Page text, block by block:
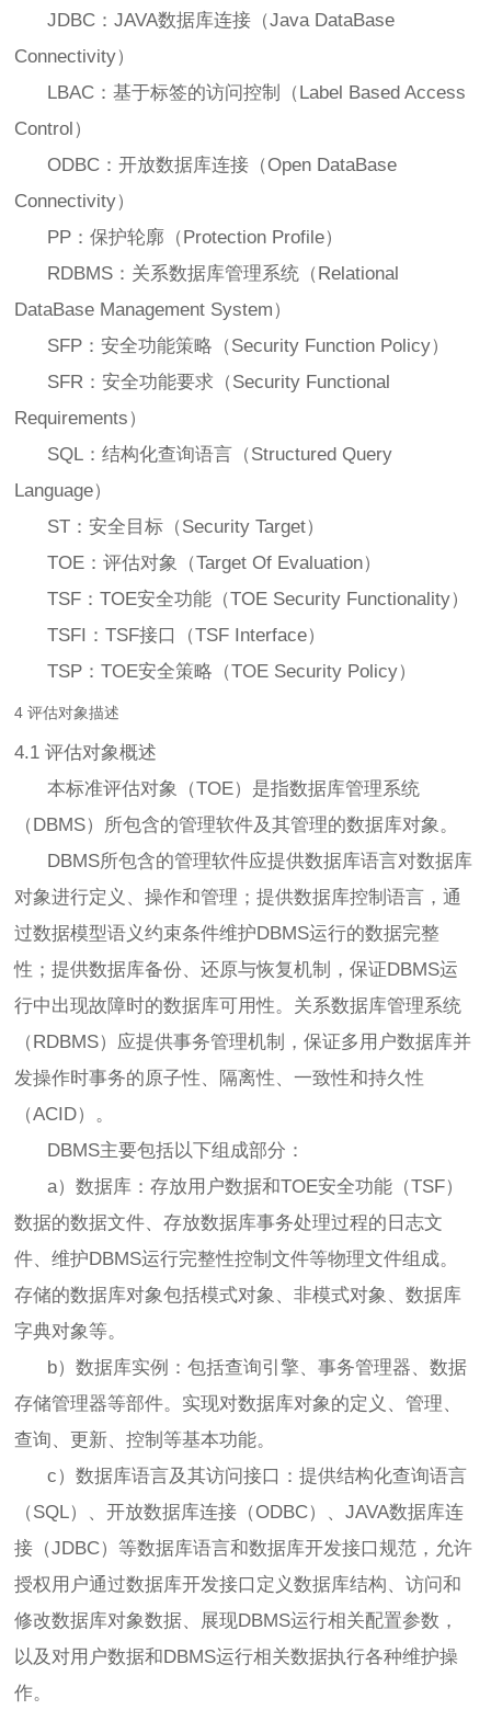
JDBC：JAVA数据库连接（Java DataBase
Connectivity）
LBAC：基于标签的访问控制（Label Based Access
Control）
ODBC：开放数据库连接（Open DataBase
Connectivity）
PP：保护轮廓（Protection Profile）
RDBMS：关系数据库管理系统（Relational
DataBase Management System）
SFP：安全功能策略（Security Function Policy）
SFR：安全功能要求（Security Functional
Requirements）
SQL：结构化查询语言（Structured Query
Language）
ST：安全目标（Security Target）
TOE：评估对象（Target Of Evaluation）
TSF：TOE安全功能（TOE Security Functionality）
TSFI：TSF接口（TSF Interface）
TSP：TOE安全策略（TOE Security Policy）
4 评估对象描述
4.1 评估对象概述
本标准评估对象（TOE）是指数据库管理系统
（DBMS）所包含的管理软件及其管理的数据库对象。
DBMS所包含的管理软件应提供数据库语言对数据库
对象进行定义、操作和管理；提供数据库控制语言，通
过数据模型语义约束条件维护DBMS运行的数据完整
性；提供数据库备份、还原与恢复机制，保证DBMS运
行中出现故障时的数据库可用性。关系数据库管理系统
（RDBMS）应提供事务管理机制，保证多用户数据库并
发操作时事务的原子性、隔离性、一致性和持久性
（ACID）。
DBMS主要包括以下组成部分：
a）数据库：存放用户数据和TOE安全功能（TSF）
数据的数据文件、存放数据库事务处理过程的日志文
件、维护DBMS运行完整性控制文件等物理文件组成。
存储的数据库对象包括模式对象、非模式对象、数据库
字典对象等。
b）数据库实例：包括查询引擎、事务管理器、数据
存储管理器等部件。实现对数据库对象的定义、管理、
查询、更新、控制等基本功能。
c）数据库语言及其访问接口：提供结构化查询语言
（SQL）、开放数据库连接（ODBC）、JAVA数据库连
接（JDBC）等数据库语言和数据库开发接口规范，允许
授权用户通过数据库开发接口定义数据库结构、访问和
修改数据库对象数据、展现DBMS运行相关配置参数，
以及对用户数据和DBMS运行相关数据执行各种维护操
作。